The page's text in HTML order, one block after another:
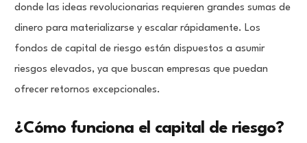
donde las ideas revolucionarias requieren grandes sumas de
dinero para materializarse y escalar rápidamente. Los
fondos de capital de riesgo están dispuestos a asumir
riesgos elevados, ya que buscan empresas que puedan
ofrecer retornos excepcionales.
¿Cómo funciona el capital de riesgo?